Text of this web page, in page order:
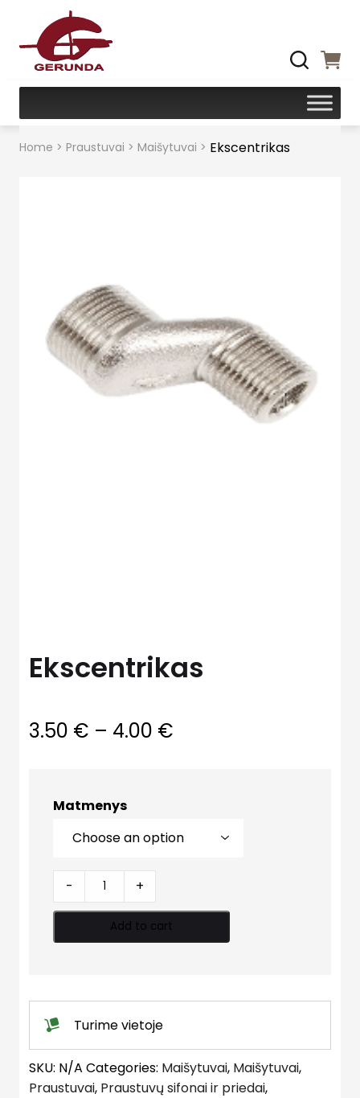
Home > Praustuvai > Maišytuvai > Ekscentrikas
Ekscentrikas
3.50 € – 4.00 €
Matmenys
Ekscentrikas
quantity
- +
Add to cart
Turime vietoje
SKU: N/A Categories: Maišytuvai, Maišytuvai,
Praustuvai, Praustuvų sifonai ir priedai,